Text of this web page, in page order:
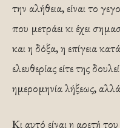
την αλήθεια, είναι το
που μετράει κι έχει
και η δόξα, η επίγεια
ελευθερίας είτε της
ημερομηνία λήξεως,
Κι αυτό είναι η αρετή